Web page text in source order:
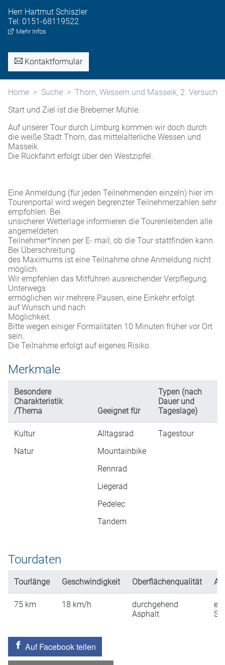
Herr Hartmut Schiszler
Tel: 0151-68119522
Mehr Infos
Kontaktformular
Home Suche
Thorn, Wessem und Masseik, 2. Versuch
Start und Ziel ist die Breberner Mühle.
Auf unserer Tour durch Limburg kommen wir doch durch
die weiße Stadt Thorn, das mittelalterliche Wessen und
Masseik.
Die Rückfahrt erfolgt über den Westzipfel.
Eine Anmeldung (für jeden Teilnehmenden einzeln) hier im
Tourenportal wird wegen begrenzter Teilnehmerzahlen sehr
empfohlen. Bei
unsicherer Wetterlage informieren die Tourenleitenden alle
angemeldeten
Teilnehmer*Innen per E- mail, ob die Tour stattfinden kann.
Bei Überschreitung
des Maximums ist eine Teilnahme ohne Anmeldung nicht
möglich.
Wir empfehlen das Mitführen ausreichender Verpflegung.
Unterwegs
ermöglichen wir mehrere Pausen, eine Einkehr erfolgt
auf Wunsch und nach
Möglichkeit.
Bitte wegen einiger Formalitäten 10 Minuten früher vor Ort
sein.
Die Teilnahme erfolgt auf eigenes Risiko.
Merkmale
Besondere
Charakteristik
/Thema
Geeignet für
Typen (nach
Dauer und
Tageslage)
Kultur
Natur
Alltagsrad
Mountainbike
Rennrad
Liegerad
Pedelec
Tandem
Tagestour
Tourdaten
Tourlänge Geschwindigkeit Oberflächenqualität
75 km 18 km/h
durchgehend
Asphalt
Auf Facebook teilen